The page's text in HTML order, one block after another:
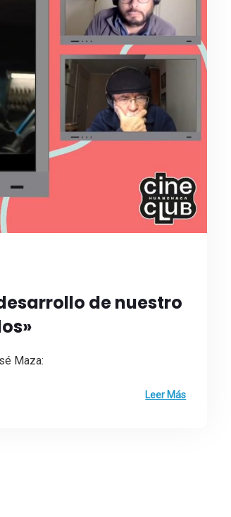
de nuestro
Maza:
Leer Más